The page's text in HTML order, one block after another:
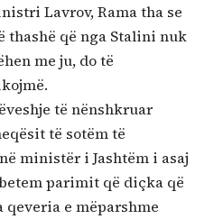
Lavrov, Rama tha se
thashë që nga Stalini nuk
me ju, do të
të nënshkruar
të sotëm të
ministër i Jashtëm i asaj
parimit që diçka që
qeveria e mëparshme